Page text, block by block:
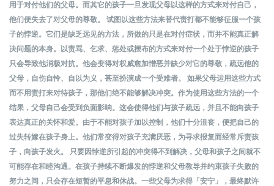
用于对付他们的父母。而其它的孩子一旦发现父母以这样的方式来对付自己，
他们便失去了对父母的尊敬。 试图以这些方法来替代责打都不能够征服一个孩
子的悖逆。它们是缺乏远见的方法，所做的只是在对付症状，而并不能真正解
决问题的本身。以责骂、乞求、惩处或摆布的方式来对付一个处于悖逆的孩子
只会导致他消极对抗。他会变得对权威愈加憎恶并缺少对它的尊敬，疏远他的
父母，自伤自怜、自以为义，甚至扮演成一个受难者。 如果父母运用这些方式
而不用责打来对待孩子，那他们绝不能够解决冲突。作为使用这些方法的一个
结果，父母自己会受到负面影响。这会使得他们与孩子疏远，并且不能向孩子
表达真正的关怀和爱。由于不能对孩子加以控制，他们十分沮丧，便把自己的
过失转嫁在孩子身上。他们常变得对孩子充满厌恶，为寻求报复而经常斥责孩
子，向孩子发火。 只要因悖逆所引起的冲突得不到解决，父母和孩子之间就不
可能存在和睦沟通。在孩子持续不断爆发的悖逆和父母教导并约束孩子失败的
努力之间，只会存在短暂的平息和休战。一些父母为求得「安宁」，最终默许